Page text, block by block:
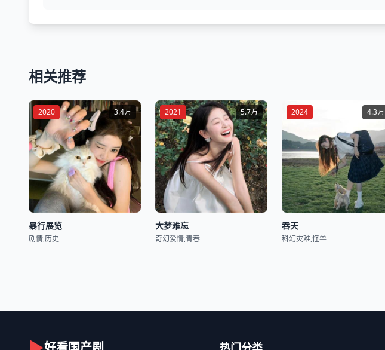
相关推荐
2020 3.4万
暴行展览
剧情,历史
2021 5.7万
大梦难忘
奇幻爱情,青春
2024 4.3万
吞天
科幻灾难,怪兽